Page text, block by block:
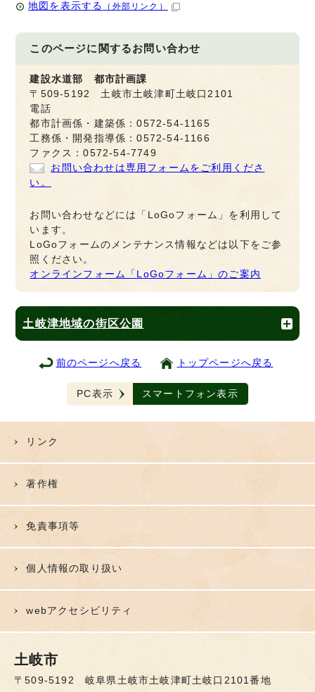
地図を表示する （外部リンク）
このページに関するお問い合わせ
建設水道部 都市計画課
〒509-5192 土岐市土岐津町土岐口2101
電話
都市計画係・建築係：0572-54-1165
工務係・開発指導係：0572-54-1166
ファクス：0572-54-7749
お問い合わせは専用フォームをご利用くださ
い。
お問い合わせなどには「LoGoフォーム」を利用して
います。
LoGoフォームのメンテナンス情報などは以下をご参
照ください。
オンラインフォーム「LoGoフォーム」のご案内
土岐津地域の街区公園
前のページへ戻る トップページへ戻る
PC表示 スマートフォン表示
リンク
著作権
免責事項等
個人情報の取り扱い
webアクセシビリティ
土岐市
〒509-5192 岐阜県土岐市土岐津町土岐口2101番地